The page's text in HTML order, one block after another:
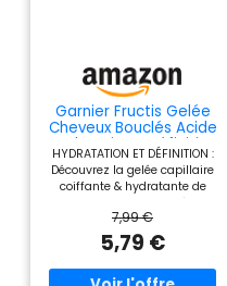
Garnier Fructis Gelée
Cheveux Bouclés Acide
Hyaluronique Définition
370ml
HYDRATATION ET DÉFINITION :
Découvrez la gelée capillaire
coiffante & hydratante de
notre routine curls en 4 étapes
Fructis Méthode Boucles pour
tous les types de boucles, pour
un résultat sans résidus &
sans effet carton. POUR
7,99 €
5,79 €